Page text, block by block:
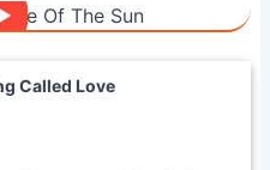
Called Love